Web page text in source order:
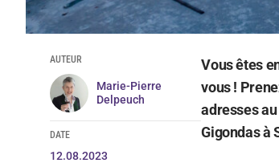
AUTEUR
Marie-Pierre
Delpeuch
DATE
12.08.2023
Vous êtes
vous !
adresses
Gigondas à